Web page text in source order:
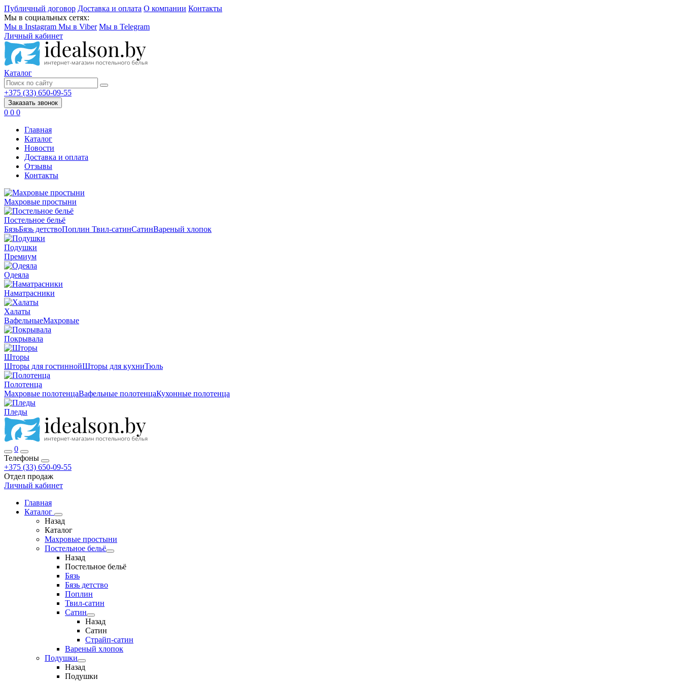
Публичный договор Доставка и оплата О компании Контакты
Мы в социальных сетях:
Мы в Instagram Мы в Viber Мы в Telegram
Личный кабинет
Каталог
+375 (33) 650-09-55
Заказать звонок
0 0 0
Главная
Каталог
Новости
Доставка и оплата
Отзывы
Контакты
Махровые простыни
Постельное бельё
БязьБязь детствоПоплин Твил-сатинСатинВареный хлопок
Подушки
Премиум
Одеяла
Наматрасники
Халаты
ВафельныеМахровые
Покрывала
Шторы
Шторы для гостиннойШторы для кухниТюль
Полотенца
Махровые полотенцаВафельные полотенцаКухонные полотенца
Пледы
0
Телефоны
+375 (33) 650-09-55
Отдел продаж
Личный кабинет
Главная
Каталог
Назад
Каталог
Махровые простыни
Постельное бельё
Назад
Постельное бельё
Бязь
Бязь детство
Поплин
Твил-сатин
Сатин
Назад
Сатин
Страйп-сатин
Вареный хлопок
Подушки
Назад
Подушки